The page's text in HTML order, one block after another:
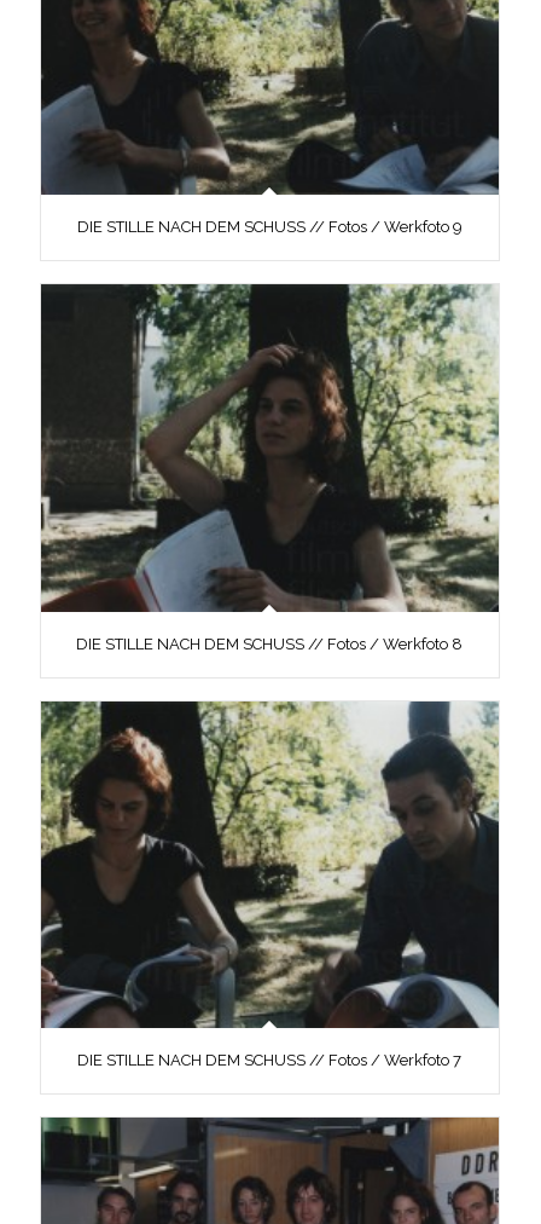
DIE STILLE NACH DEM SCHUSS // Fotos / Werkfoto 9
DIE STILLE NACH DEM SCHUSS // Fotos / Werkfoto 8
DIE STILLE NACH DEM SCHUSS // Fotos / Werkfoto 7